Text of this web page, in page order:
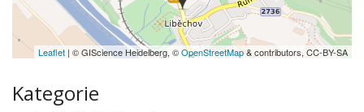
Leaflet | © GIScience Heidelberg, ©OpenStreetMap& contributors, CC-BY-SA
Kategorie